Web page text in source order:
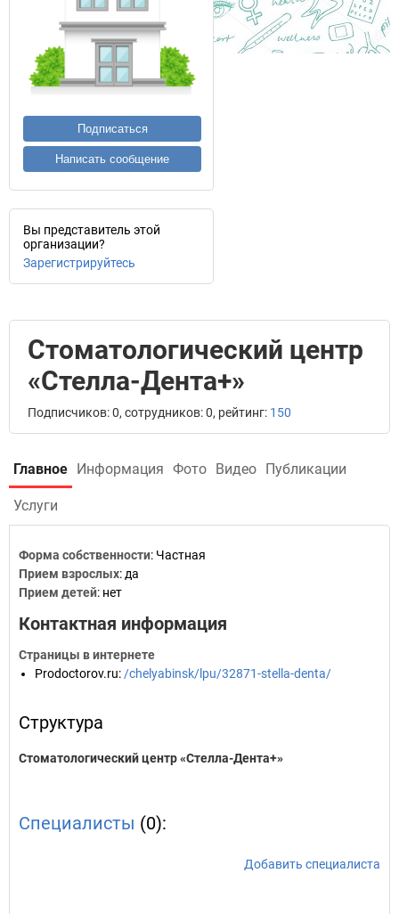
Подписаться
Написать сообщение
Вы представитель этой
организации?
Зарегистрируйтесь
Стоматологический центр
«Стелла-Дента+»
Подписчиков: 0, сотрудников: 0, рейтинг: 150
Главное Информация Фото Видео Публикации
Услуги
Форма собственности: Частная
Прием взрослых: да
Прием детей: нет
Контактная информация
Страницы в интернете
Prodoctorov.ru: /chelyabinsk/lpu/32871-stella-denta/
Структура
Стоматологический центр «Стелла-Дента+»
Специалисты (0):
Добавить специалиста